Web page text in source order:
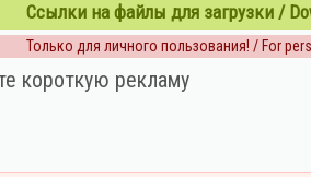
Ссылки на файлы для загрузки /
Только для личного пользования! / For
короткую рекламу